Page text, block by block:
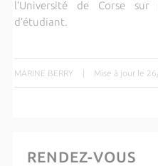
l’Université de Corse
d’étudiant.
MARINE BERRY | Mise à jour le
RENDEZ-VOUS